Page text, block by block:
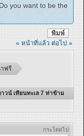
you want to be the
พิมพ์
« หน้าที่แล้ว ต่อไป »
ฟรี
วน์ เทียนทะเล 7 ท่าข้าม
กระโดดไป: